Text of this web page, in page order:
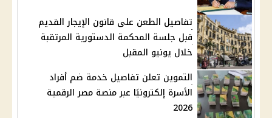
تفاصيل الطعن على قانون الإيجار القديم
قبل جلسة المحكمة الدستورية المرتقبة
خلال يونيو المقبل
التموين تعلن تفاصيل خدمة ضم أفراد
الأسرة إلكترونيًا عبر منصة مصر الرقمية
2026